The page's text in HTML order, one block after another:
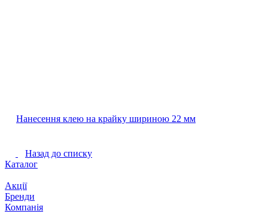
Нанесення клею на крайку шириною 22 мм
Назад до списку
Каталог
Акції
Бренди
Компанія